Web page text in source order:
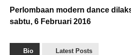
Perlombaan modern dance
sabtu, 6 Februari 2016
Bio Latest Posts